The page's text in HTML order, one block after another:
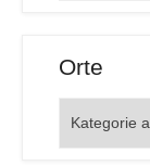
Orte